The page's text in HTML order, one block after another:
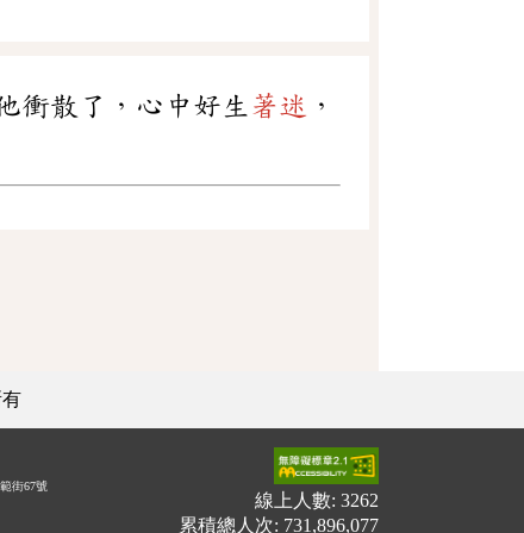
衝散了，心中好生 著迷 ，
街67號
線上人數: 3262
累積總人次: 731,896,077